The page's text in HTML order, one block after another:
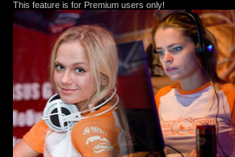
This feature is for Premium users only!